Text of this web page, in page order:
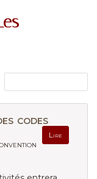
codes
Lire